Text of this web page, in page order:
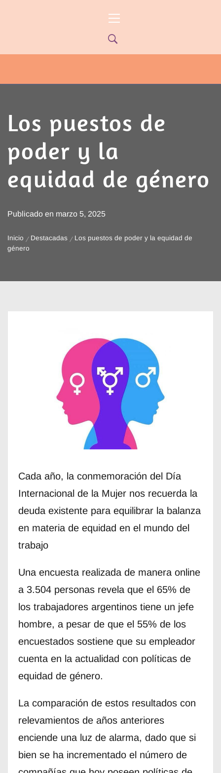
principal
ONCE PARANÁ YOUTUBE/PYPNEWS –
Los puestos de
poder y la
equidad de género
Publicado en marzo 5, 2025
Inicio Destacadas
Los puestos de poder y la equidad de
género
Cada año, la conmemoración del Día
Internacional de la Mujer nos recuerda la
deuda existente para equilibrar la balanza
en materia de equidad en el mundo del
trabajo
Una encuesta realizada de manera online
a 3.504 personas revela que el 65% de
los trabajadores argentinos tiene un jefe
hombre, a pesar de que el 55% de los
encuestados sostiene que su empleador
cuenta en la actualidad con políticas de
equidad de género.
La comparación de estos resultados con
relevamientos de años anteriores
enciende una luz de alarma, dado que si
bien se ha incrementado el número de